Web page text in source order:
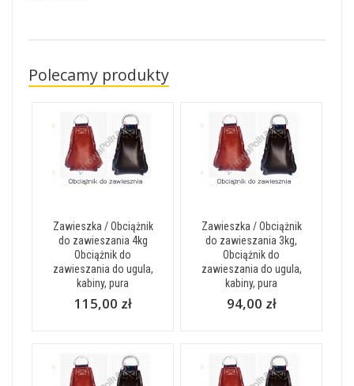
Polecamy produkty
Zawieszka / Obciążnik
do zawieszania 4kg
Obciążnik do
zawieszania do ugula,
kabiny, pura
115,00 zł
Zawieszka / Obciążnik
do zawieszania 3kg,
Obciążnik do
zawieszania do ugula,
kabiny, pura
94,00 zł